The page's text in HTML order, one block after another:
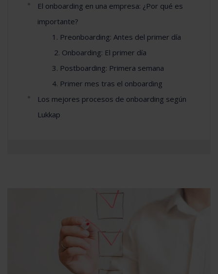
El onboarding en una empresa: ¿Por qué es
importante?
1. Preonboarding: Antes del primer día
2. Onboarding: El primer día
3. Postboarding: Primera semana
4. Primer mes tras el onboarding
Los mejores procesos de onboarding según
Lukkap